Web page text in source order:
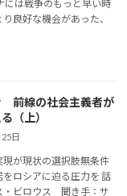
には戦争のもっと早い時
良好な機会があった、
前線の社会主義者が
（上）
日
現が現状の選択肢無条件
をロシアに迫る圧力を 話
・ビロウス 聞き手：サ